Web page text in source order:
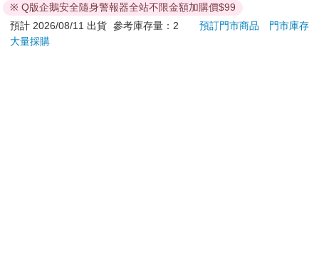
依據「消費者保護法」第19條及行政院消費者保護處公告之
「通訊交易解除權合理例外情事適用準則」，以下商品購買
後，除商品本身有瑕疵外，將不提供7天的猶豫期：
※ Q版企鵝安全隨身警報器全站不限金額加購價$99
預計 2026/08/11 出貨 參考庫存量：2 預訂門市商品
門市庫存
大量採購